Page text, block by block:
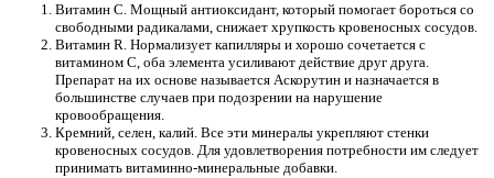
Витамин С. Мощный антиоксидант, который помогает бороться со
свободными радикалами, снижает хрупкость кровеносных сосудов.
Витамин R. Нормализует капилляры и хорошо сочетается с
витамином С, оба элемента усиливают действие друг друга.
Препарат на их основе называется Аскорутин и назначается в
большинстве случаев при подозрении на нарушение
кровообращения.
Кремний, селен, калий. Все эти минералы укрепляют стенки
кровеносных сосудов. Для удовлетворения потребности им следует
принимать витаминно-минеральные добавки.